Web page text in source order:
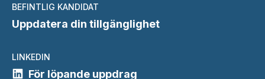
BEFINTLIG KANDIDAT
Uppdatera din tillgänglighet
LINKEDIN
För löpande uppdrag